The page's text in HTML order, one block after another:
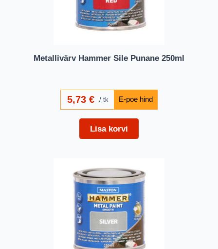
Metallivärv Hammer Sile Punane 250ml
5,73€ tk
Lisa korvi